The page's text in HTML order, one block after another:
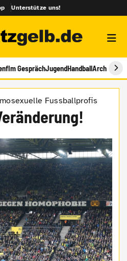
Unterstütze uns!
Im GesprächJugendHandballArchiv
Fussballprofis